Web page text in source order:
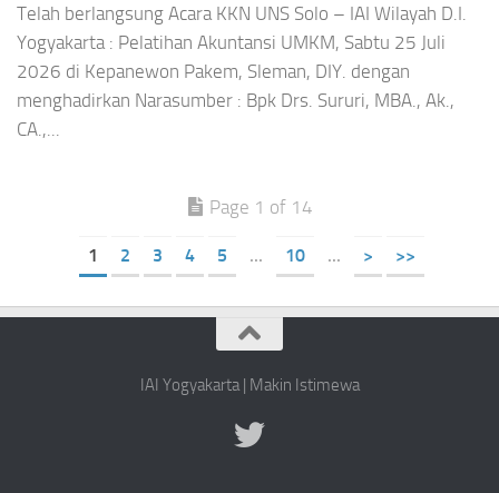
Telah berlangsung Acara KKN UNS Solo – IAI Wilayah D.I.
Yogyakarta : Pelatihan Akuntansi UMKM, Sabtu 25 Juli
2026 di Kepanewon Pakem, Sleman, DIY. dengan
menghadirkan Narasumber : Bpk Drs. Sururi, MBA., Ak.,
CA.,...
Page 1 of 14
1 2 3 4 5 ... 10 ... > >>
IAI Yogyakarta | Makin Istimewa